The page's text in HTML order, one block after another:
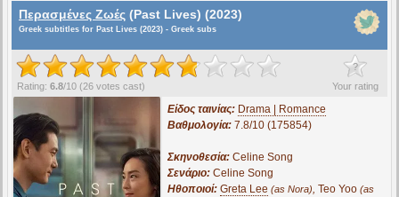
Περασμένες Ζωές (Past Lives) (2023)
Greek subtitles for Past Lives (2023) - Greek subs
?
Your rating
Rating: 6.8/10 (26 votes cast)
Είδος ταινίας: Drama | Romance
Βαθμολογία: 7.8/10 (175854)
Σκηνοθεσία: Celine Song
Σενάριο: Celine Song
Ηθοποιοί: Greta Lee (as Nora), Teo Yoo (as